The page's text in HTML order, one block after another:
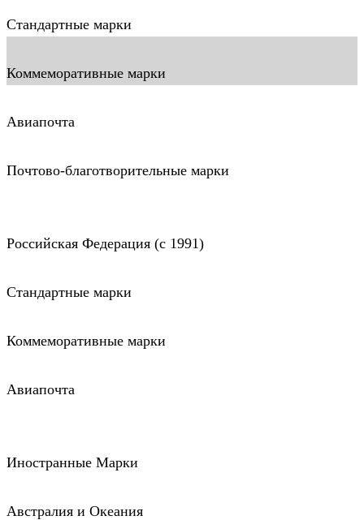
Стандартные марки
Коммеморативные марки
Авиапочта
Почтово-благотворительные марки
Российская Федерация (c 1991)
Стандартные марки
Коммеморативные марки
Авиапочта
Иностранные Марки
Австралия и Океания